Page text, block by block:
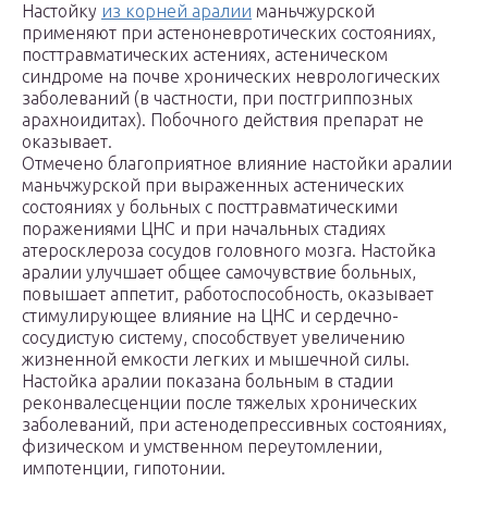
Настойку из корней аралии маньчжурской
применяют при астеноневротических состояниях,
посттравматических астениях, астеническом
синдроме на почве хронических неврологических
заболеваний (в частности, при постгриппозных
арахноидитах). Побочного действия препарат не
оказывает.
Отмечено благоприятное влияние настойки аралии
маньчжурской при выраженных астенических
состояниях у больных с посттравматическими
поражениями ЦНС и при начальных стадиях
атеросклероза сосудов головного мозга. Настойка
аралии улучшает общее самочувствие больных,
повышает аппетит, работоспособность, оказывает
стимулирующее влияние на ЦНС и сердечно-
сосудистую систему, способствует увеличению
жизненной емкости легких и мышечной силы.
Настойка аралии показана больным в стадии
реконвалесценции после тяжелых хронических
заболеваний, при астенодепрессивных состояниях,
физическом и умственном переутомлении,
импотенции, гипотонии.